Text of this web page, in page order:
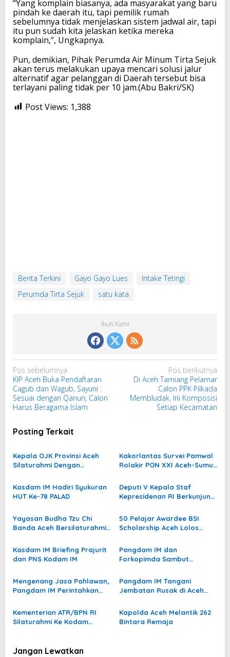
“Yang komplain biasanya, ada masyarakat yang baru
pindah ke daerah itu, tapi pemilik rumah
sebelumnya tidak menjelaskan sistem jadwal air, tapi
itu pun sudah kita jelaskan ketika mereka
komplain,”, Ungkapnya.
Pun, demikian, Pihak Perumda Air Minum Tirta Sejuk
akan terus melakukan upaya mencari solusi jalur
alternatif agar pelanggan di Daerah tersebut bisa
terlayani paling tidak per 10 jam.(Abu Bakri/SK)
Post Views: 1,388
Berita Terkini Gayo Gayo Lues
Intake Tetingi
Perumda Tirta Sejuk
satu kata
Ikuti Kami
N
a
v
i
a
s
i
o
s
Pos sebelumnya
KIP Aceh Buka Pendaftaran
Cagub dan Wagub, Sayuni :
Sesuai dengan Qanun, Calon
Harus Beragama Islam
Pos berikutnya
Di Aceh Tamiang Pelamar
Calon PPK Pilkada
Membludak, Ini Komposisi
Setiap Kecamatan
Posting Terkait
Kepala OJK Provinsi Aceh
Silaturahmi Dengan
Kakorlantas Survei Pamwal
Rolakir PON XXI Aceh-Sumut
Kasdam IM Hadiri Syukuran
HUT Ke-78 PALAD
Deputi V Kepala Staf
Kepresidenan RI Berkunjung
Yayasan Budha Tzu Chi
Banda Aceh Bersilaturahmi
50 Pelajar Awardee BSI
Scholarship Aceh Lolos
Kasdam IM Briefing Prajurit
dan PNS Kodam IM
Pangdam IM dan
Forkopimda Sambut
Mengenang Jasa Pahlawan,
Pangdam IM Perintahkan
012/TU Merenovasi Makam
Pangdam IM Tangani
Jembatan Rusak di Aceh
Kementerian ATR/BPN RI
Silaturahmi Ke Kodam
Kapolda Aceh Melantik 262
Bintara Remaja
Jangan Lewatkan